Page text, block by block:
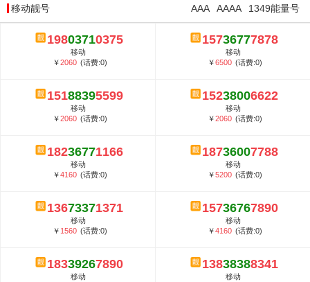
2020​联通最新套餐资费...
2020​电信最新套餐资费...
5G套餐资费贵吗？与国际相比很低会...
郑州全号网选号流程官方选号平台...
移动靓号 1349能量号
AAAA
AAA
19803710375
移动
￥2060 (话费:0)
15736777878
移动
￥6500 (话费:0)
15188395599
移动
￥2060 (话费:0)
15238006622
移动
￥2060 (话费:0)
18236771166
移动
￥4160 (话费:0)
18736007788
移动
￥5200 (话费:0)
13673371371
移动
￥ 1560 (话费:0)
15736767890
移动
￥4160 (话费:0)
18339267890
移动
13838388341
移动